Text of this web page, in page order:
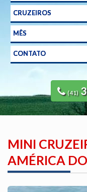
CRUZEIROS
MÊS
CONTATO
(41)
MINI
AMÉRICA